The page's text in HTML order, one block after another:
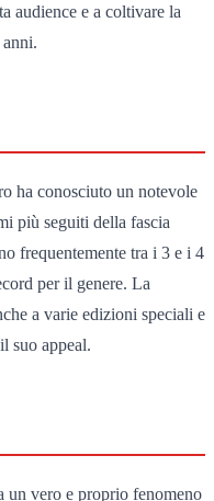
audience e a coltivare la
ha conosciuto un notevole
più seguiti della fascia
frequentemente tra i 3 e i 4
per il genere. La
a varie edizioni speciali e
suo appeal.
vero e proprio fenomeno